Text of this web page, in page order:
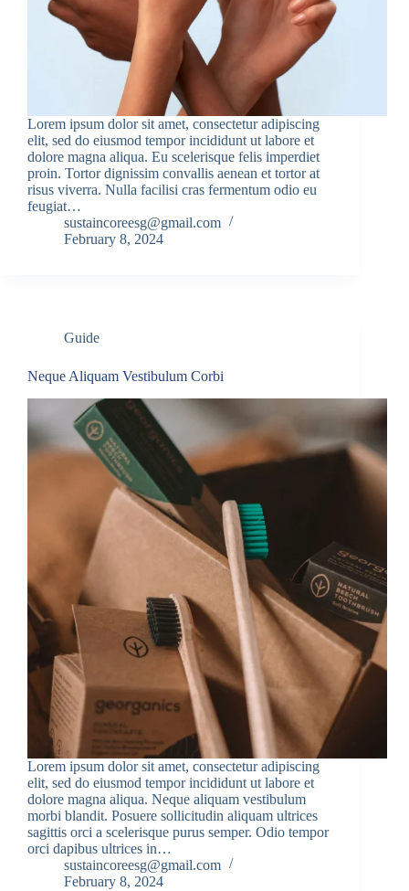
Lorem ipsum dolor sit amet, consectetur adipiscing
elit, sed do eiusmod tempor incididunt ut labore et
dolore magna aliqua. Eu scelerisque felis imperdiet
proin. Tortor dignissim convallis aenean et tortor at
risus viverra. Nulla facilisi cras fermentum odio eu
feugiat…
sustaincoreesg@gmail.com
February 8, 2024
Guide
Neque Aliquam Vestibulum Corbi
Lorem ipsum dolor sit amet, consectetur adipiscing
elit, sed do eiusmod tempor incididunt ut labore et
dolore magna aliqua. Neque aliquam vestibulum
morbi blandit. Posuere sollicitudin aliquam ultrices
sagittis orci a scelerisque purus semper. Odio tempor
orci dapibus ultrices in…
sustaincoreesg@gmail.com
February 8, 2024